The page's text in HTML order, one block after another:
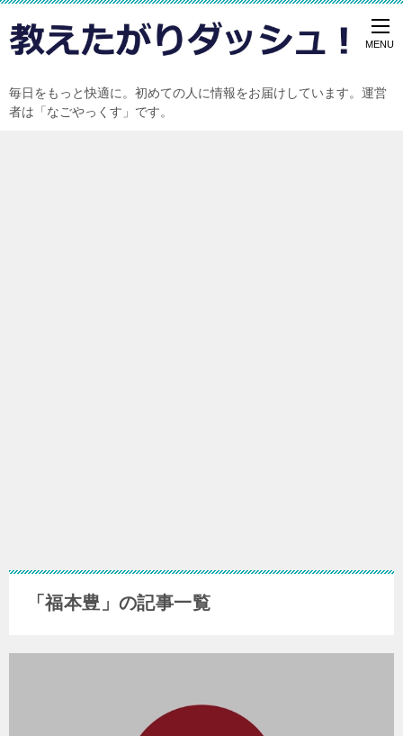
毎日をもっと快適に。初めての人に情報をお届けしています。運営
者は「なごやっくす」です。
「福本豊」の記事一覧